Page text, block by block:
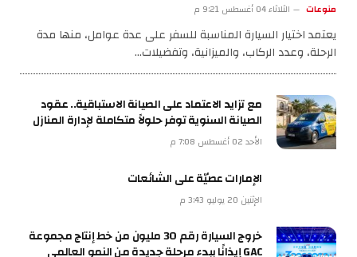
منوعات الثلاثاء 04 أغسطس 9:21 م
يعتمد اختيار السيارة المناسبة للسفر على عدة عوامل، منها مدة
الرحلة، وعدد الركاب، والميزانية، وتفضيلات…
مع تزايد الاعتماد على الصيانة الاستباقية.. عقود
الصيانة السنوية توفر حلولاً متكاملة لإدارة المنازل
الأحد 02 أغسطس 7:08 م
الإمارات عصيّة على الشائعات
الإثنين 20 يوليو 3:43 م
خروج السيارة رقم 30 مليون من خط إنتاج مجموعة
GAC إيذانًا ببدء مرحلة جديدة من النمو العالمي